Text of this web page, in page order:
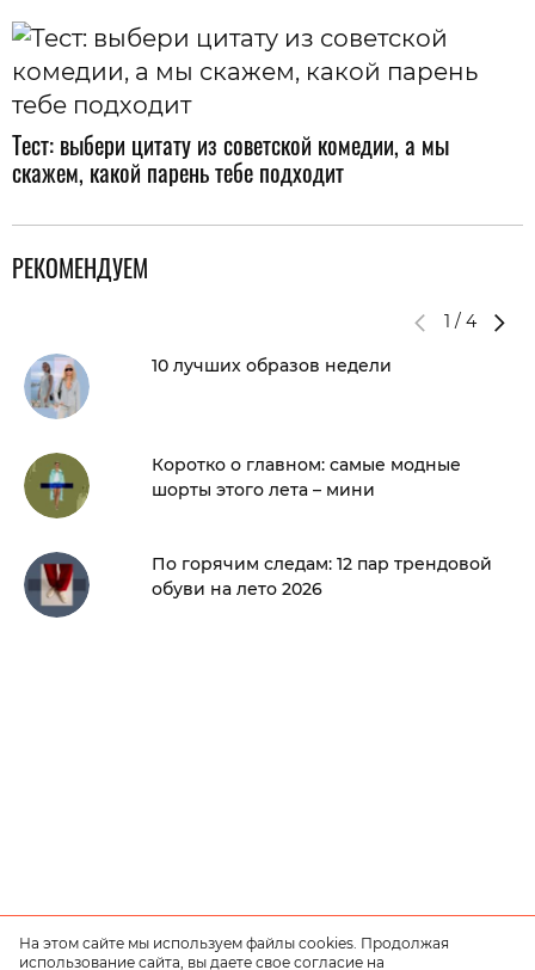
Тест: выбери цитату из советской комедии, а мы
скажем, какой парень тебе подходит
РЕКОМЕНДУЕМ
1 / 4
10 лучших образов недели
Коротко о главном: самые модные
шорты этого лета – мини
По горячим следам: 12 пар трендовой
обуви на лето 2026
На этом сайте мы используем файлы cookies. Продолжая
использование сайта, вы даете свое согласие на